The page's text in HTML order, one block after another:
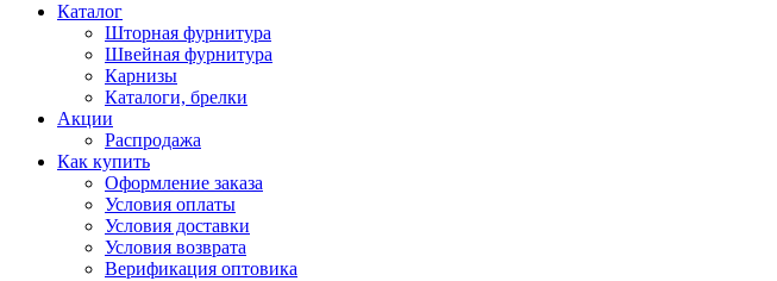
Каталог
Шторная фурнитура
Швейная фурнитура
Карнизы
Каталоги, брелки
Акции
Распродажа
Как купить
Оформление заказа
Условия оплаты
Условия доставки
Условия возврата
Верификация оптовика